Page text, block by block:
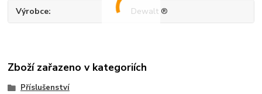
Výrobce Dewalt ®
Zboží zařazeno v kategoriích
Příslušenství